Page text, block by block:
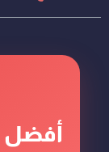
أفضل